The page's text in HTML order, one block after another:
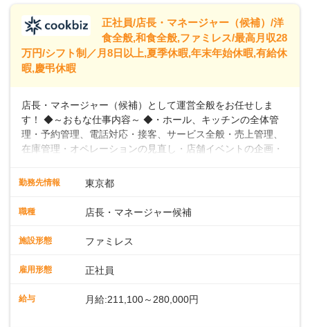
います。
正社員/店長・マネージャー（候補）/洋
食全般,和食全般,ファミレス/最高月収28
万円/シフト制／月8日以上,夏季休暇,年末年始休暇,有給休
暇,慶弔休暇
店長・マネージャー（候補）として運営全般をお任せしま
す！ ◆～おもな仕事内容～ ◆・ホール、キッチンの全体管
理・予約管理、電話対応・接客、サービス全般・売上管理、
在庫管理・オペレーションの見直し・店舗イベントの企画・
入社後はスキルに合わせた業務からお任せしますので、徐々
向上を目指すDX推進～ ◆すかいらーくのレストランでは、
スタッフの働きやすさをサポートしています。配膳ロボット
や歩行数が約40%も削減されました！また、配膳ロボットに
なDX（デジタルトランスフォーメーション）の取り組みを進
勤務先情報 東京都
職種 店長・マネージャー候補
施設形態 ファミレス
雇用形態 正社員
給与 月給:211,100～280,000円